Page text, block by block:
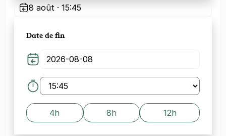
8 août · 15:45
Date de fin
4h 8h 12h